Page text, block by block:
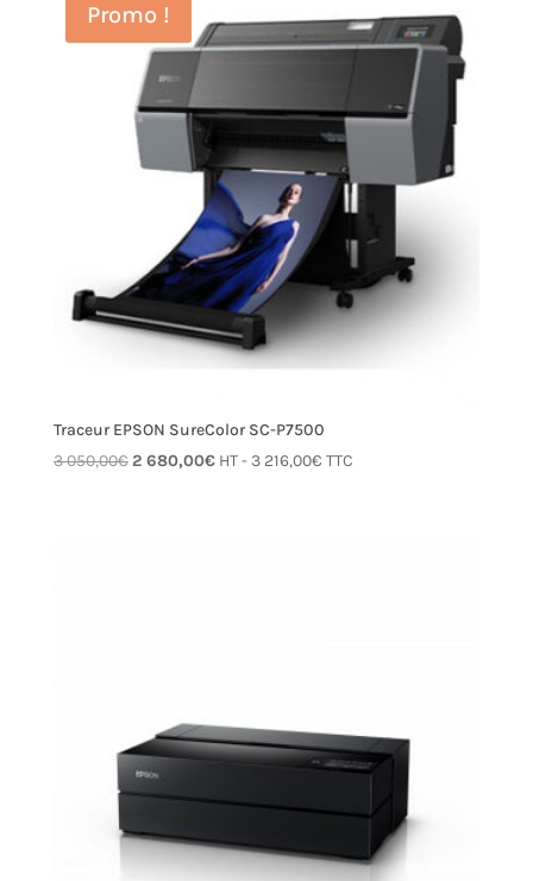
Promo !
Traceur EPSON SureColor SC-P7500
3 050,00€ Le
2 680,00€LeHT -3 216,00€ TTC